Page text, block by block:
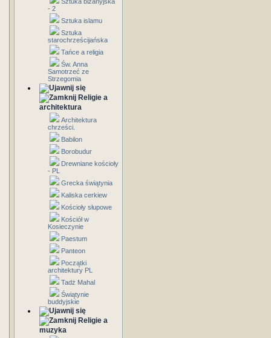
- 2
Sztuka islamu
Sztuka
starochrześcijańska
Tańce a religia
Św. Anna
Samotrzeć ze
Strzegomia
Religie a
architektura
Architektura
chrześci.
Babilon
Borobudur
Drewniane kościoły
- PL
Grecka świątynia
Kaliska cerkiew
Kościoły słupowe
Kościół w
Kosieczynie
Paestum
Panteon
Początki
architektury PL
Tadż Mahal
Świątynie
buddyjskie
Religie a
muzyka